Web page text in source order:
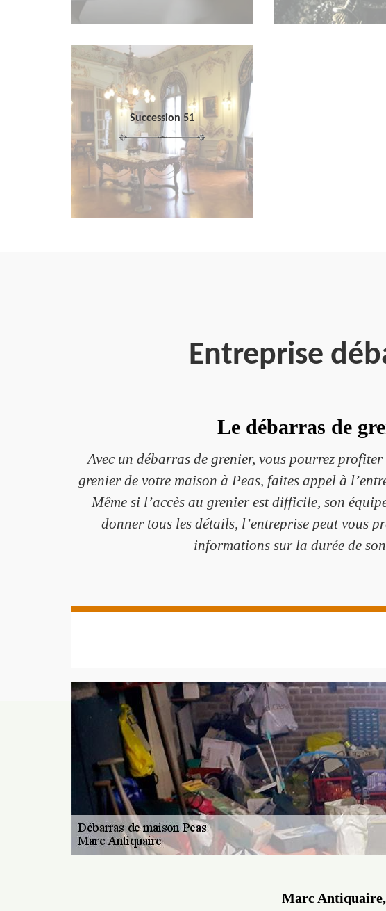
Succession 51
Entreprise
Le débarras de
Avec un débarras de grenier, vous pourrez
grenier de votre maison à Peas, faites appel à
Même si l’accès au grenier est difficile, son
donner tous les détails, l’entreprise peut vous
informations sur la durée de
Marc Antiquaire,